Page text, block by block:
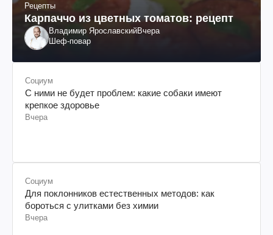
Рецепты
Карпаччо из цветных томатов: рецепт
Владимир ЯрославскийВчера
Шеф-повар
Социум
С ними не будет проблем: какие собаки имеют
крепкое здоровье
Вчера
Социум
Для поклонников естественных методов: как
бороться с улитками без химии
Вчера